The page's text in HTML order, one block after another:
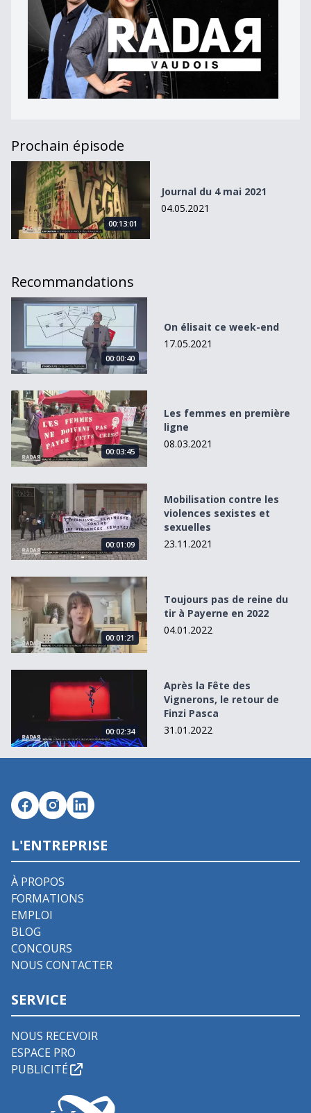
Prochain épisode
Journal du 4 mai 2021
00:13:01
Journal du 4 mai 2021
04.05.2021
Recommandations
On élisait ce week-end
00:00:40
On élisait ce week-end
17.05.2021
Les femmes en première ligne
00:03:45
Les femmes en première
ligne
08.03.2021
Mobilisation contre les violences sexistes et sexuelles
00:01:09
Mobilisation contre les
violences sexistes et
sexuelles
23.11.2021
Toujours pas de reine du tir à Payerne en 2022
00:01:21
Toujours pas de reine du
tir à Payerne en 2022
04.01.2022
Après la Fête des Vignerons, le retour de Finzi Pasca
00:02:34
Après la Fête des
Vignerons, le retour de
Finzi Pasca
31.01.2022
L'ENTREPRISE
À PROPOS
FORMATIONS
EMPLOI
BLOG
CONCOURS
NOUS CONTACTER
SERVICE
NOUS RECEVOIR
ESPACE PRO
PUBLICITÉ